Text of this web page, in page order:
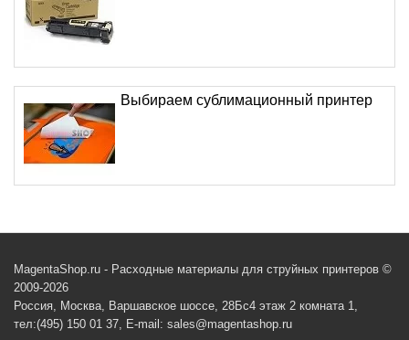
Выбираем сублимационный принтер
MagentaShop.ru - Расходные материалы для струйных принтеров ©
2009-2026
Россия, Москва, Варшавское шоссе, 28Бс4 этаж 2 комната 1,
тел:(495) 150 01 37, E-mail: sales@magentashop.ru